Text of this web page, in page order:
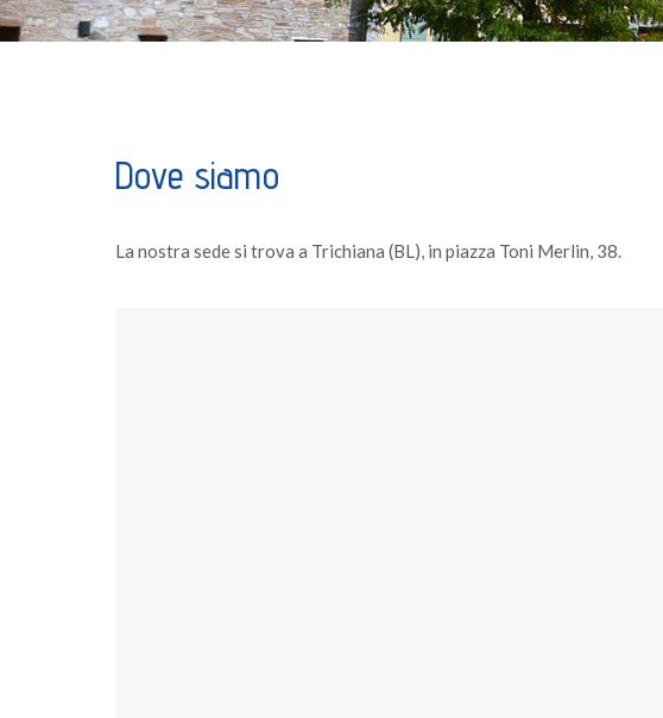
Dove siamo
La nostra sede si trova a Trichiana (BL), in piazza Toni Merlin, 38.